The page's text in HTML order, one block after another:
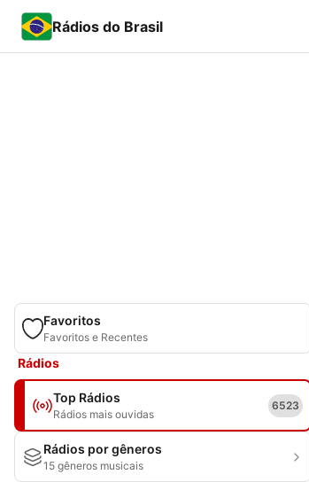
Rádios do Brasil
Favoritos
Favoritos e Recentes
Rádios
Top Rádios
Rádios mais ouvidas
6523
Rádios por gêneros
15 gêneros musicais